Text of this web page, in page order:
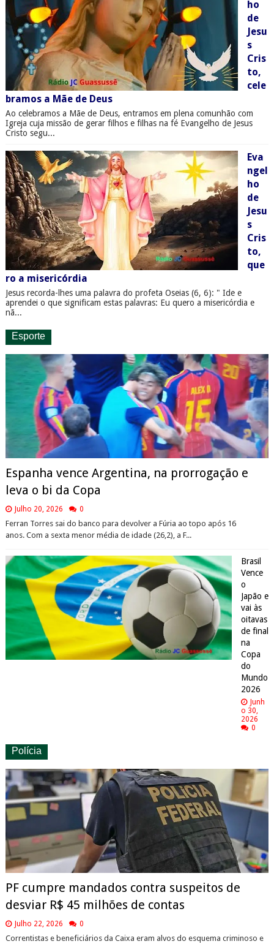
ho
de
Jesu
s
Cris
to,
cele
bramos a Mãe de Deus
Ao celebramos a Mãe de Deus, entramos em plena comunhão com
Igreja cuja missão de gerar filhos e filhas na fé Evangelho de Jesus
Cristo segu...
Eva
ngel
ho
de
Jesu
s
Cris
to,
que
ro a misericórdia
Jesus recorda-lhes uma palavra do profeta Oseias (6, 6): " Ide e
aprendei o que significam estas palavras: Eu quero a misericórdia e
nã...
Esporte
Espanha vence Argentina, na prorrogação e
leva o bi da Copa
Julho 20, 2026 0
Ferran Torres sai do banco para devolver a Fúria ao topo após 16
anos. Com a sexta menor média de idade (26,2), a F...
Brasil
Vence
o
Japão e
vai às
oitavas
de final
na
Copa
do
Mundo
2026
Junh
o 30,
2026
0
Polícia
PF cumpre mandados contra suspeitos de
desviar R$ 45 milhões de contas
Julho 22, 2026 0
Correntistas e beneficiários da Caixa eram alvos do esquema criminoso e